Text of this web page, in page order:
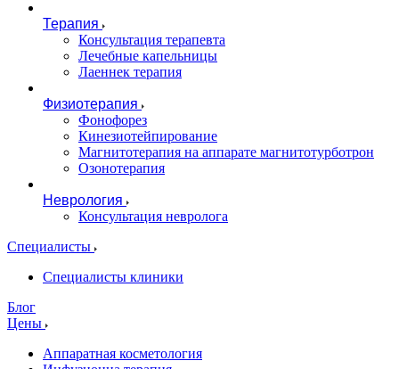
Терапия
Консультация терапевта
Лечебные капельницы
Лаеннек терапия
Физиотерапия
Фонофорез
Кинезиотейпирование
Магнитотерапия на аппарате магнитотурботрон
Озонотерапия
Неврология
Консультация невролога
Специалисты
Специалисты клиники
Блог
Цены
Аппаратная косметология